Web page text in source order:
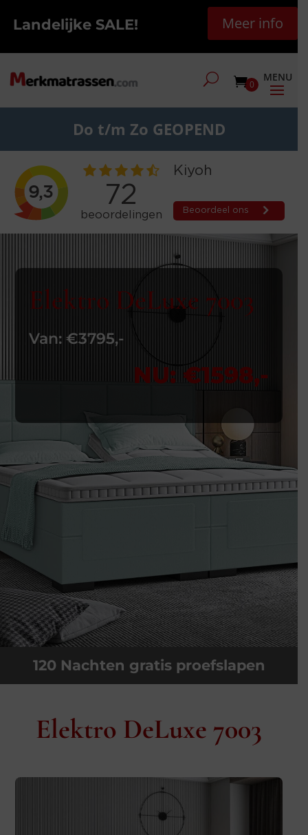
Landelijke SALE! Meer info
0
Do t/m Zo GEOPEND
Elektro DeLuxe 7003
Van: €3795,-
NU: €1598,-
120 Nachten gratis proefslapen
Elektro DeLuxe 7003